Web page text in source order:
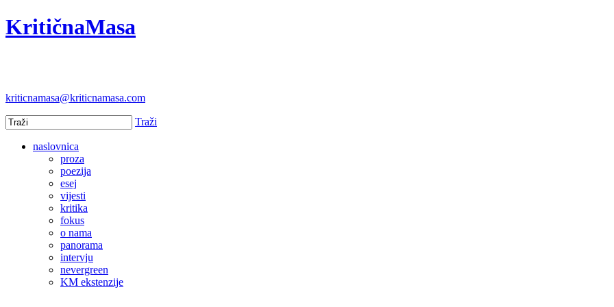
KritičnaMasa
kriticnamasa@kriticnamasa.com
Traži
naslovnica
proza
poezija
esej
vijesti
kritika
fokus
o nama
panorama
intervju
nevergreen
KM ekstenzije